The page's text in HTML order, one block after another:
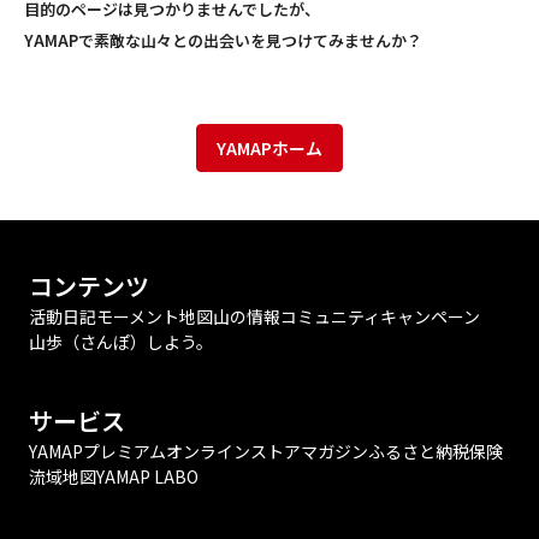
目的のページは見つかりませんでしたが、
YAMAPで素敵な山々との出会いを見つけてみませんか？
YAMAPホーム
コンテンツ
活動日記モーメント地図山の情報コミュニティ キャンペーン
山歩（さんぽ）しよう。
サービス
YAMAPプレミアムオンラインストアマガジンふるさと納税保険
流域地図YAMAP LABO